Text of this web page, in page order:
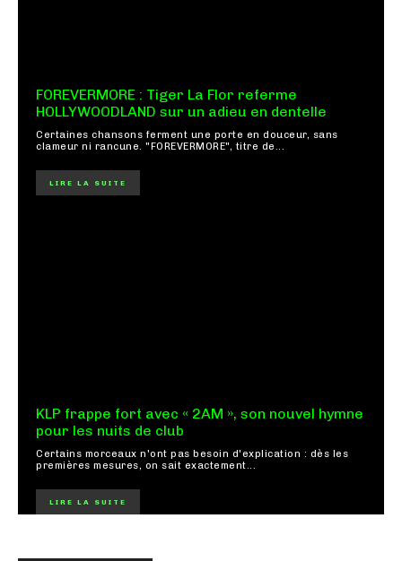
FOREVERMORE : Tiger La Flor referme
HOLLYWOODLAND sur un adieu en dentelle
Certaines chansons ferment une porte en douceur, sans
clameur ni rancune. "FOREVERMORE", titre de...
LIRE LA SUITE
KLP frappe fort avec « 2AM », son nouvel hymne
pour les nuits de club
Certains morceaux n'ont pas besoin d'explication : dès les
premières mesures, on sait exactement...
LIRE LA SUITE